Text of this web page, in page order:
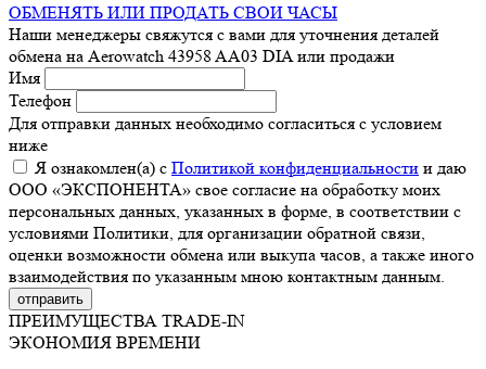
ОБМЕНЯТЬ ИЛИ ПРОДАТЬ СВОИ ЧАСЫ
Наши менеджеры свяжутся с вами для уточнения деталей
обмена на Aerowatch 43958 AA03 DIAили продажи
Имя
Телефон
Для отправки данных необходимо согласиться с условием
ниже
Я ознакомлен(а) с Политикой конфиденциальности и даю
ООО «ЭКСПОНЕНТА» свое согласие на обработку моих
персональных данных, указанных в форме, в соответствии с
условиями Политики, для организации обратной связи,
оценки возможности обмена или выкупа часов, а также иного
взаимодействия по указанным мною контактным данным.
ПРЕИМУЩЕСТВА TRADE-IN
ЭКОНОМИЯ ВРЕМЕНИ